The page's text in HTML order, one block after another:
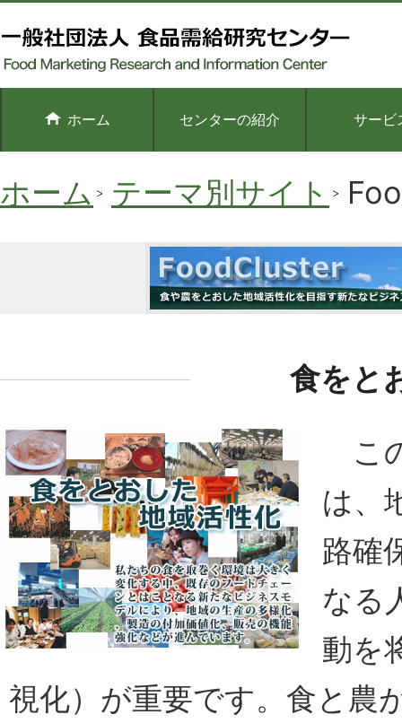
ホーム センターの紹介 サービ
ホーム テーマ別サイト
食をと
こ
は、
路確
なる
動を
視化）が重要です。食と農